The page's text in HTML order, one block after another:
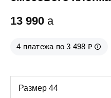
13 990 a
4 платежа по 3 498 ₽